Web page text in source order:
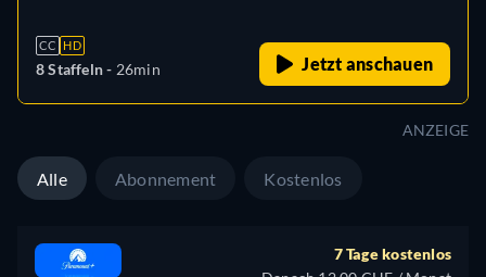
CC HD
8 Staffeln - 26min Jetzt anschauen
ANZEIGE
Alle Abonnement Kostenlos
7 Tage kostenlos